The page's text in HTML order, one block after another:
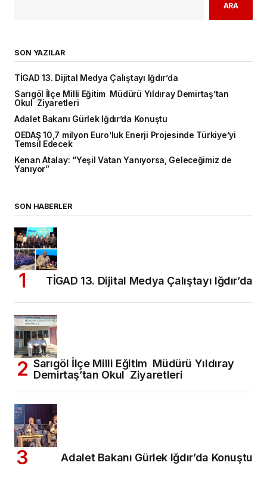
ARA
SON YAZILAR
TİGAD 13. Dijital Medya Çalıştayı Iğdır’da
Sarıgöl İlçe Milli Eğitim Müdürü Yıldıray Demirtaş’tan
Okul Ziyaretleri
Adalet Bakanı Gürlek Iğdır’da Konuştu
OEDAŞ 10,7 milyon Euro’luk Enerji Projesinde Türkiye’yi
Temsil Edecek
Kenan Atalay: “Yeşil Vatan Yanıyorsa, Geleceğimiz de
Yanıyor”
SON HABERLER
TİGAD 13. Dijital Medya Çalıştayı Iğdır’da
Sarıgöl İlçe Milli Eğitim Müdürü Yıldıray
Demirtaş’tan Okul Ziyaretleri
Adalet Bakanı Gürlek Iğdır’da Konuştu